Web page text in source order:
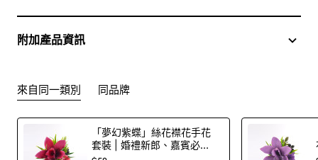
訂購鮮花及手工製品前,為保障客戶利益,請閱讀 條款及細則
此花束價格不適用於(情人節期間 4/2-16/2)
附加產品資訊
來自同一類別 同品牌
「夢幻紫蝶」絲花襟花手花
套裝 | 婚禮新郎、嘉賓必
備！